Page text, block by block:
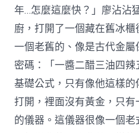
年…怎麼這麼快？」廖沾沾
廚，打開了一個藏在舊冰
一個老舊的、像是古代金
密碼：「一醬二醋三油四
基礎公式，只有像他這樣
打開，裡面沒有黃金，只
的儀器。這儀器很像一個